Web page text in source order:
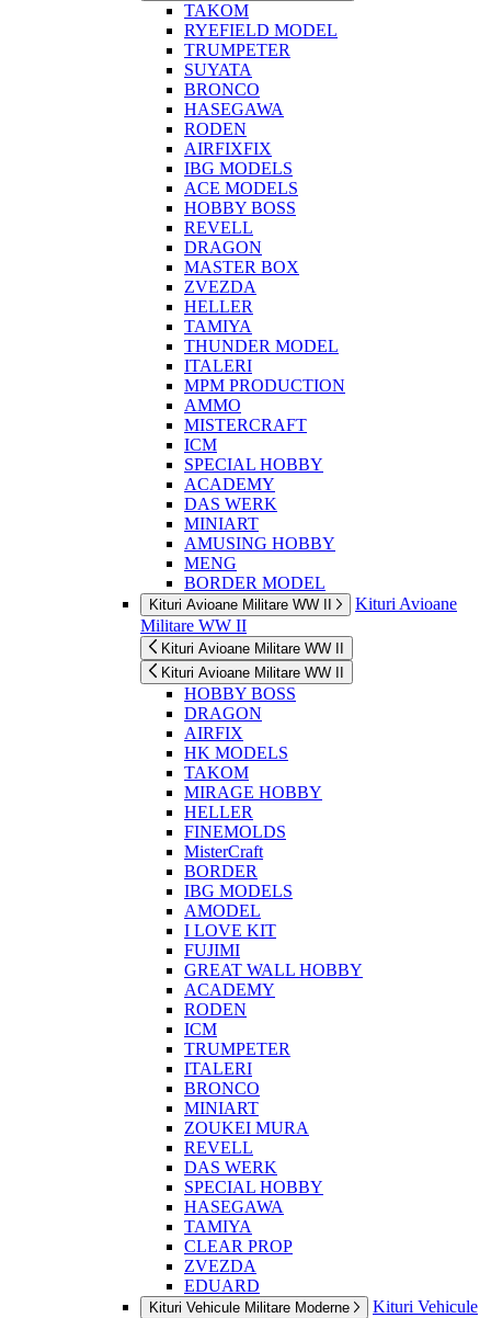
TAKOM
RYEFIELD MODEL
TRUMPETER
SUYATA
BRONCO
HASEGAWA
RODEN
AIRFIXFIX
IBG MODELS
ACE MODELS
HOBBY BOSS
REVELL
DRAGON
MASTER BOX
ZVEZDA
HELLER
TAMIYA
THUNDER MODEL
ITALERI
MPM PRODUCTION
AMMO
MISTERCRAFT
ICM
SPECIAL HOBBY
ACADEMY
DAS WERK
MINIART
AMUSING HOBBY
MENG
BORDER MODEL
Kituri Avioane Militare WW II
Kituri Avioane
Militare WW II
Kituri Avioane Militare WW II
Kituri Avioane Militare WW II
HOBBY BOSS
DRAGON
AIRFIX
HK MODELS
TAKOM
MIRAGE HOBBY
HELLER
FINEMOLDS
MisterCraft
BORDER
IBG MODELS
AMODEL
I LOVE KIT
FUJIMI
GREAT WALL HOBBY
ACADEMY
RODEN
ICM
TRUMPETER
ITALERI
BRONCO
MINIART
ZOUKEI MURA
REVELL
DAS WERK
SPECIAL HOBBY
HASEGAWA
TAMIYA
CLEAR PROP
ZVEZDA
EDUARD
Kituri Vehicule Militare Moderne
Kituri Vehicule